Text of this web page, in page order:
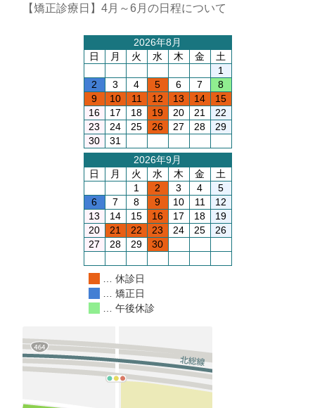
【矯正診療日】4月～6月の日程について
2026年8月
日
月 火 水 木 金
土
1
2
3 4 5 6 7
8
9
10 11 12 13 14
15
16
17 18 19 20 21
22
23
24 25 26 27 28
29
30
31
2026年9月
日
月 火 水 木 金
土
1
2 3 4
5
6
7 8 9 10 11
12
13
14 15 16 17 18
19
20
21 22 23 24 25
26
27
28 29 30
… 休診日
… 矯正日
… 午後休診